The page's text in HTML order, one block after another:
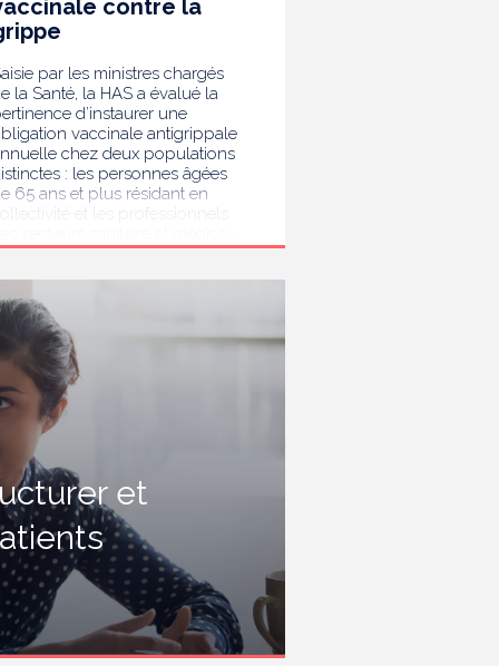
contre la
par les ministres chargés
la Santé, la HAS a évalué la
d’instaurer une
vaccinale antigrippale
chez deux populations
: les personnes âgées
65 ans et plus résidant en
collectivité et les professionnels
Au terme de son analyse,
vaccination antigrippale pour les
de 65 ans et plus
vivant en collectivité doit rester
sans devenir
obligatoire. Afin de protéger les
les plus vulnérables,
recommande en revanche la
mise en place d’une obligation
contre la grippe pour
l'ensemble des professionnels de
ainsi que pour les autres
travaillant dans les
de santé ou dans
établissements médicaux
hébergeant des
âgées, en contact
des personnes à risque de
sévère, avec un
prioritaire en Ehpad
et